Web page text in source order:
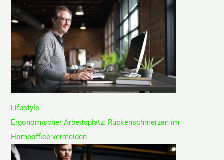
n
a
c
:
Lifestyle
Ergonomischer Arbeitsplatz: Rückenschmerzen im
Homeoffice vermeiden